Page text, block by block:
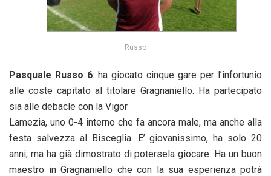
Russo
Pasquale Russo 6: ha giocato cinque gare per l’infortunio
alle coste capitato al titolare Gragnaniello. Ha partecipato
sia alle debacle con la Vigor
Lamezia, uno 0-4 interno che fa ancora male, ma anche alla
festa salvezza al Bisceglia. E’ giovanissimo, ha solo 20
anni, ma ha già dimostrato di potersela giocare. Ha un buon
maestro in Gragnaniello che con la sua esperienza potrà